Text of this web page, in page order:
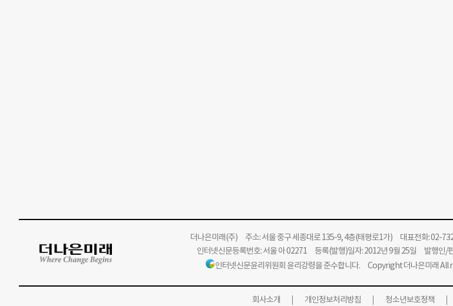
더나은미래(주)주소: 서울 중구 세종대로 135-9, 4층(태평로1가) 대표전화: 02-
인터넷신문등록번호: 서울 아 02271 등록(발행)일자: 2012년 9월 25일 발행인/
인터넷신문윤리위원회 윤리강령을 준수합니다. Copyright 더나은미래 All
회사소개 개인정보처리방침 청소년보호정책